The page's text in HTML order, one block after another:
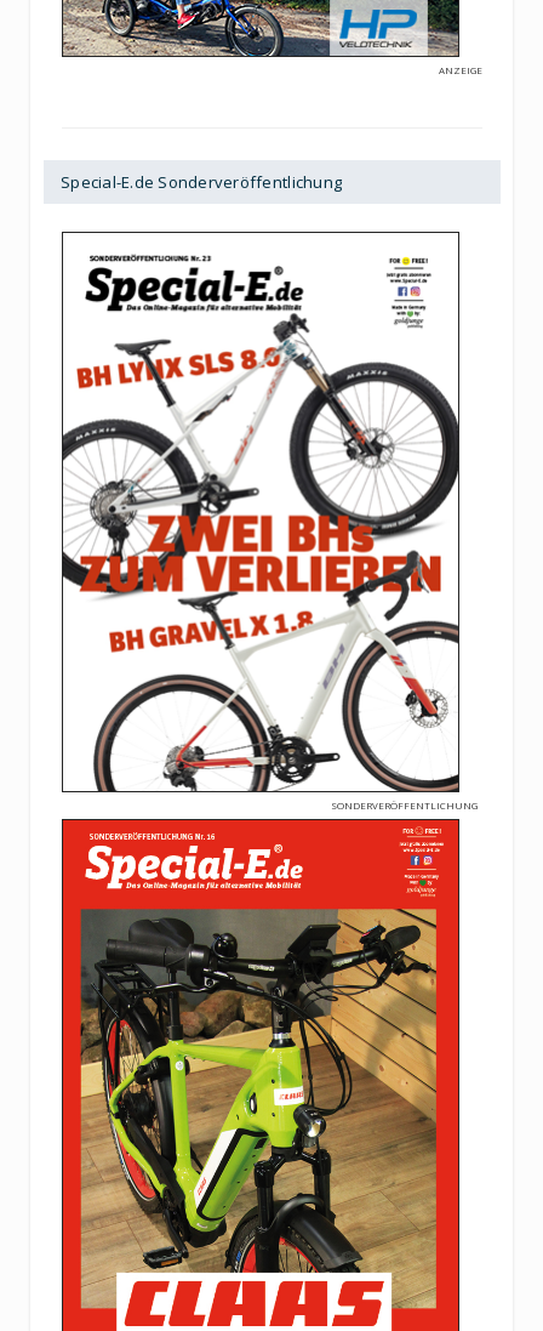
ANZEIGE
Special-E.de Sonderveröffentlichung
SONDERVERÖFFENTLICHUNG